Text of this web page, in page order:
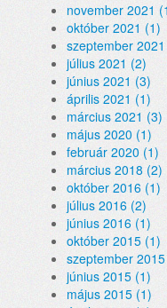
november 2021
október 2021 (1)
szeptember
július 2021 (2)
június 2021 (3)
április 2021 (1)
március 2021 (3)
május 2020 (1)
február 2020 (1)
március 2018 (2)
október 2016 (1)
július 2016 (2)
június 2016 (1)
október 2015 (1)
szeptember
június 2015 (1)
május 2015 (1)